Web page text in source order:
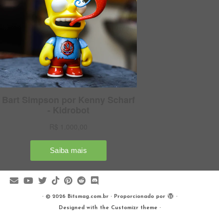
· © 2026 Bitsmag.com.br· Proporcionado por ·
Designed with the Customizr theme ·